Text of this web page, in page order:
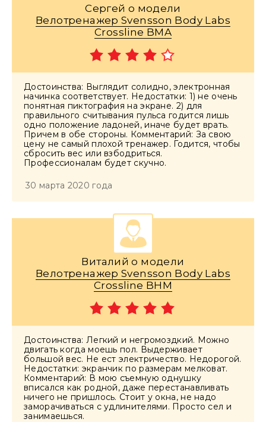
Сергей о модели
Велотренажер Svensson Body Labs
Crossline BMA
Достоинства: Выглядит солидно, электронная
начинка соответствует. Недостатки: 1) не очень
понятная пиктография на экране. 2) для
правильного считывания пульса годится лишь
одно положение ладоней, иначе будет врать.
Причем в обе стороны. Комментарий: За свою
цену не самый плохой тренажер. Годится, чтобы
сбросить вес или взбодриться.
Профессионалам будет скучно.
30 марта 2020 года
Виталий о модели
Велотренажер Svensson Body Labs
Crossline BHM
Достоинства: Легкий и негромоздкий. Можно
двигать когда моешь пол. Выдерживает
большой вес. Не ест электричество. Недорогой.
Недостатки: экранчик по размерам мелковат.
Комментарий: В мою съемную однушку
вписался как родной, даже перестанавливать
ничего не пришлось. Стоит у окна, не надо
заморачиваться с удлинителями. Просто сел и
занимаешься.